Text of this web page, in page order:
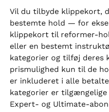
Vil du tilbyde klippekort,
bestemte hold — for
klippekort til reformer-
eller en bestemt
kategorier og tilføj deres
prismulighed kun til de
er inkluderet i alle
kategorier er
Expert- og Ultimate-